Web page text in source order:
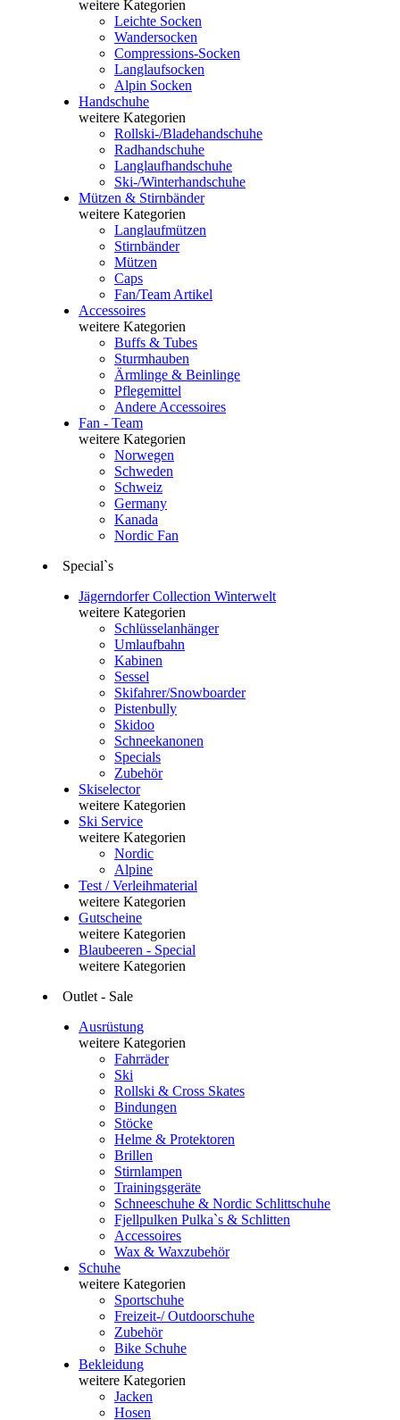
weitere Kategorien
Leichte Socken
Wandersocken
Compressions-Socken
Langlaufsocken
Alpin Socken
Handschuhe
weitere Kategorien
Rollski-/Bladehandschuhe
Radhandschuhe
Langlaufhandschuhe
Ski-/Winterhandschuhe
Mützen & Stirnbänder
weitere Kategorien
Langlaufmützen
Stirnbänder
Mützen
Caps
Fan/Team Artikel
Accessoires
weitere Kategorien
Buffs & Tubes
Sturmhauben
Ärmlinge & Beinlinge
Pflegemittel
Andere Accessoires
Fan - Team
weitere Kategorien
Norwegen
Schweden
Schweiz
Germany
Kanada
Nordic Fan
Special`s
Jägerndorfer Collection Winterwelt
weitere Kategorien
Schlüsselanhänger
Umlaufbahn
Kabinen
Sessel
Skifahrer/Snowboarder
Pistenbully
Skidoo
Schneekanonen
Specials
Zubehör
Skiselector
weitere Kategorien
Ski Service
weitere Kategorien
Nordic
Alpine
Test / Verleihmaterial
weitere Kategorien
Gutscheine
weitere Kategorien
Blaubeeren - Special
weitere Kategorien
Outlet - Sale
Ausrüstung
weitere Kategorien
Fahrräder
Ski
Rollski & Cross Skates
Bindungen
Stöcke
Helme & Protektoren
Brillen
Stirnlampen
Trainingsgeräte
Schneeschuhe & Nordic Schlittschuhe
Fjellpulken Pulka`s & Schlitten
Accessoires
Wax & Waxzubehör
Schuhe
weitere Kategorien
Sportschuhe
Freizeit-/ Outdoorschuhe
Zubehör
Bike Schuhe
Bekleidung
weitere Kategorien
Jacken
Hosen